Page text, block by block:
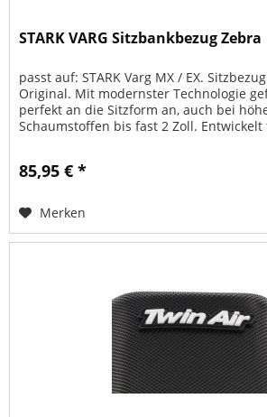
STARK VARG Sitzbankbezug Zebra
passt auf: STARK Varg MX / EX.
Original. Mit modernster Technologie
perfekt an die Sitzform an, auch bei
Schaumstoffen bis fast 2 Zoll.
85,95 € *
Merken